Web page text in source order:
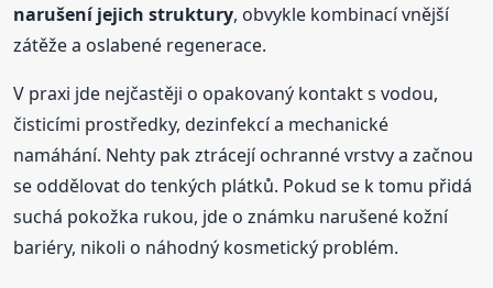
narušení jejich struktury, obvykle kombinací vnější
zátěže a oslabené regenerace.
V praxi jde nejčastěji o opakovaný kontakt s vodou,
čisticími prostředky, dezinfekcí a mechanické
namáhání. Nehty pak ztrácejí ochranné vrstvy a začnou
se oddělovat do tenkých plátků. Pokud se k tomu přidá
suchá pokožka rukou, jde o známku narušené kožní
bariéry, nikoli o náhodný kosmetický problém.